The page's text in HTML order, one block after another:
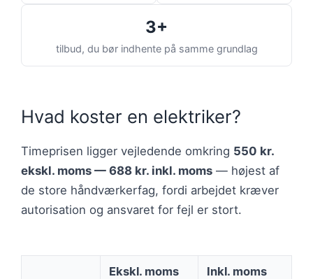
3+
tilbud, du bør indhente på samme grundlag
Hvad koster en elektriker?
Timeprisen ligger vejledende omkring 550 kr.
ekskl. moms — 688 kr. inkl. moms — højest af
de store håndværkerfag, fordi arbejdet kræver
autorisation og ansvaret for fejl er stort.
Ekskl. moms Inkl. moms